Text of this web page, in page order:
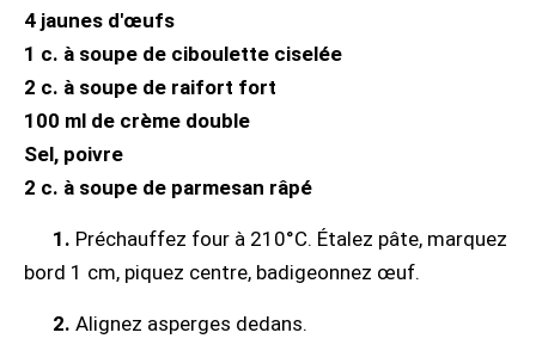
4 jaunes d'œufs
1 c. à soupe de ciboulette ciselée
2 c. à soupe de raifort fort
100 ml de crème double
Sel, poivre
2 c. à soupe de parmesan râpé
1. Préchauffez four à 210°C. Étalez pâte, marquez
bord 1 cm, piquez centre, badigeonnez œuf.
2. Alignez asperges dedans.